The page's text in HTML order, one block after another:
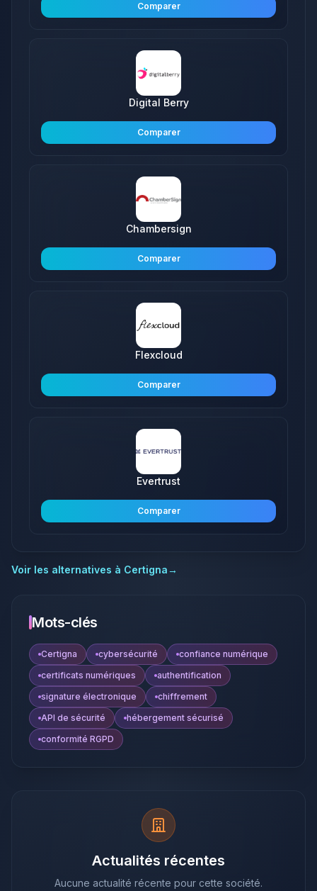
Comparer
Digital Berry
Comparer
Chambersign
Comparer
Flexcloud
Comparer
Evertrust
Comparer
Voir les alternatives à Certigna→
Mots-clés
Certigna cybersécurité
confiance numérique
certificats numériques
authentification
signature électronique
chiffrement
API de sécurité
hébergement sécurisé
conformité RGPD
Actualités récentes
Aucune actualité récente pour cette société.